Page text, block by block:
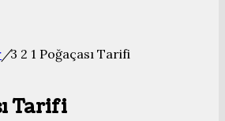
/3 2 1 Poğaçası Tarifi
Tarifi